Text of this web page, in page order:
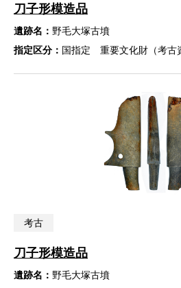
刀子形模造品
遺跡名： 野毛大塚古墳
指定区分： 国指定 重要文化財（考古
考古
刀子形模造品
遺跡名： 野毛大塚古墳